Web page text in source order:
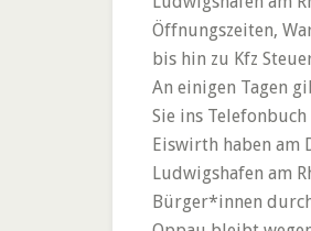
Öffnungszeiten,
bis hin zu Kfz
An einigen Tagen
Sie ins
Eiswirth haben am
Ludwigshafen am
Bürger*innen